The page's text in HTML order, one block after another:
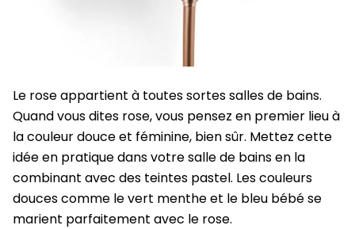
Le rose appartient à toutes sortes salles de bains.
Quand vous dites rose, vous pensez en premier lieu à
la couleur douce et féminine, bien sûr. Mettez cette
idée en pratique dans votre salle de bains en la
combinant avec des teintes pastel. Les couleurs
douces comme le vert menthe et le bleu bébé se
marient parfaitement avec le rose.